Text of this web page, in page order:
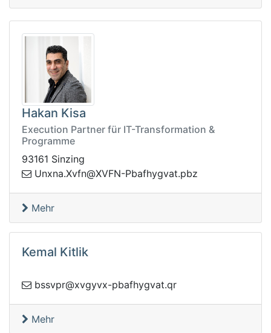
Hakan Kisa
Execution Partner für IT-Transformation &
Programme
93161 Sinzing
zbp.tavgyhfabP
-NFVX@nfvX.anxnU
Mehr
Kemal Kitlik
rq.tavgyhfabp-xvyg
vx@rpvssb
Mehr